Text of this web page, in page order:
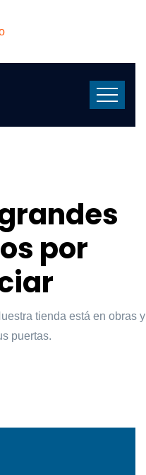
por
tienda está en obras y
puertas.